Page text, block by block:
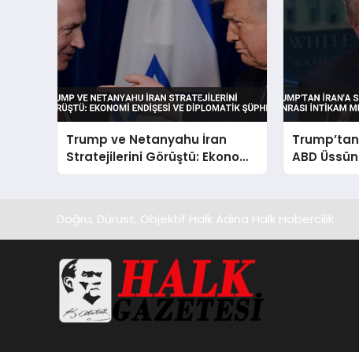
Trump ve Netanyahu İran
Stratejilerini Görüştü: Ekonomi
Endişesi ve Diplomatik Şüphe
ABD
İntikam
Doğru, Dürüst, Objektif Halk Adına Halk Habercilik